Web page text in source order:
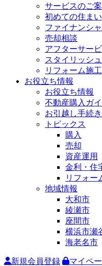
サービスのご
初めての住ま
ファイナンシ
売却相談
アフターサー
スタイリッシ
リフォーム施
お役立ち情報
お役立ち情報
不動産購入ガ
お引越し手続
トピックス
購入
売却
資産運用
金利・住
リフォー
地域情報
大和市
綾瀬市
座間市
横浜市瀬
海老名市
新規会員登録
マイペ